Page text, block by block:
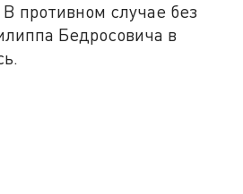
противном случае без
Бедросовича в